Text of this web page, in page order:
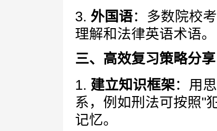
3. 外国语：多数院校
理解和法律英语术语。
三、高效复习策略分享
1. 建立知识框架：用
系，例如刑法可按照"
记忆。